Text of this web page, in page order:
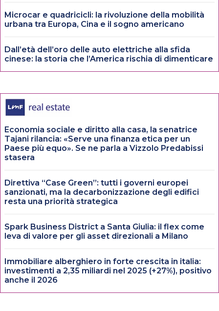
Microcar e quadricicli: la rivoluzione della mobilità
urbana tra Europa, Cina e il sogno americano
Dall’età dell’oro delle auto elettriche alla sfida
cinese: la storia che l’America rischia di dimenticare
Economia sociale e diritto alla casa, la senatrice
Tajani rilancia: «Serve una finanza etica per un
Paese più equo». Se ne parla a Vizzolo Predabissi
stasera
Direttiva “Case Green”: tutti i governi europei
sanzionati, ma la decarbonizzazione degli edifici
resta una priorità strategica
Spark Business District a Santa Giulia: il flex come
leva di valore per gli asset direzionali a Milano
Immobiliare alberghiero in forte crescita in italia:
investimenti a 2,35 miliardi nel 2025 (+27%), positivo
anche il 2026